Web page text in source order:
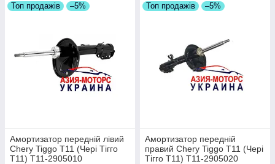
Топ продажів –5%
Амортизатор передній лівий
Chery Tiggo T11 (Чері Тігго
Т11) T11-2905010
Топ продажів –5%
Амортизатор передній
правий Chery Tiggo T11 (Чері
Тігго Т11) T11-2905020